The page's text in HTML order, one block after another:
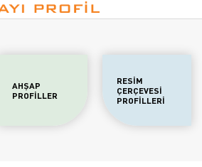
AHŞAP
PROFİLLER
RESİM
ÇERÇEVESİ
PROFİLLERİ